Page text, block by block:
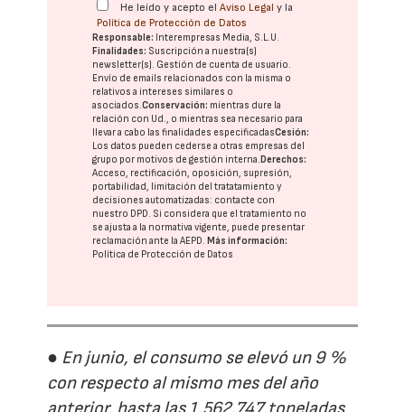
He leído y acepto elAviso Legal y la
Política de Protección de Datos
Responsable: Interempresas Media, S.L.U.
Finalidades: Suscripción a nuestra(s)
newsletter(s). Gestión de cuenta de usuario.
Envío de emails relacionados con la misma o
relativos a intereses similares o
asociados.Conservación: mientras dure la
relación con Ud., o mientras sea necesario para
llevar a cabo las finalidades especificadasCesión:
Los datos pueden cederse a otras empresas del
grupo por motivos de gestión interna. Derechos:
Acceso, rectificación, oposición, supresión,
portabilidad, limitación del tratatamiento y
decisiones automatizadas: contacte con
nuestro DPD. Si considera que el tratamiento no
se ajusta a la normativa vigente, puede presentar
reclamación ante laAEPD. Más información:
Política de Protección de Datos
● En junio, el consumo se elevó un 9 %
con respecto al mismo mes del año